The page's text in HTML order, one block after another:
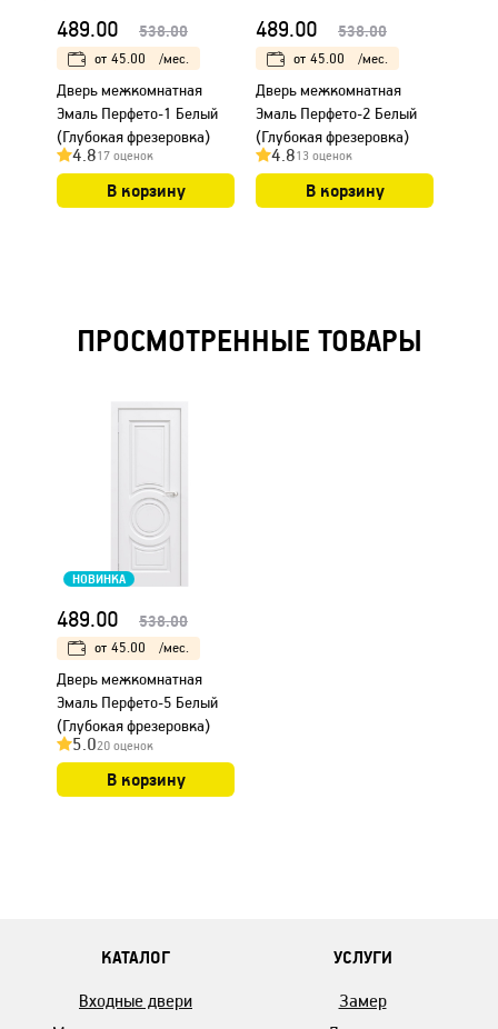
489.00 538.00
от 45.00 /мес.
Дверь межкомнатная
Эмаль Перфето-1 Белый
(Глубокая фрезеровка)
4.817 оценок
В корзину
489.00 538.00
от 45.00 /мес.
Дверь межкомнатная
Эмаль Перфето-2 Белый
(Глубокая фрезеровка)
4.813 оценок
В корзину
ПРОСМОТРЕННЫЕ ТОВАРЫ
НОВИНКА
489.00 538.00
от 45.00 /мес.
Дверь межкомнатная
Эмаль Перфето-5 Белый
(Глубокая фрезеровка)
5.020 оценок
В корзину
КАТАЛОГ
Входные двери
УСЛУГИ
Замер